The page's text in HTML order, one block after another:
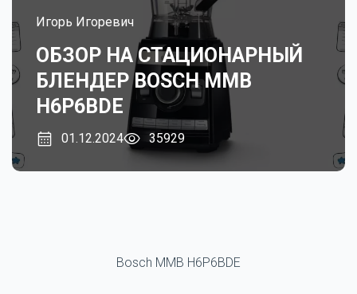
Игорь Игоревич
ОБЗОР НА СТАЦИОНАРНЫЙ
БЛЕНДЕР BOSCH MMB
H6P6BDE
01.12.2024 35929
Bosch MMB H6P6BDE